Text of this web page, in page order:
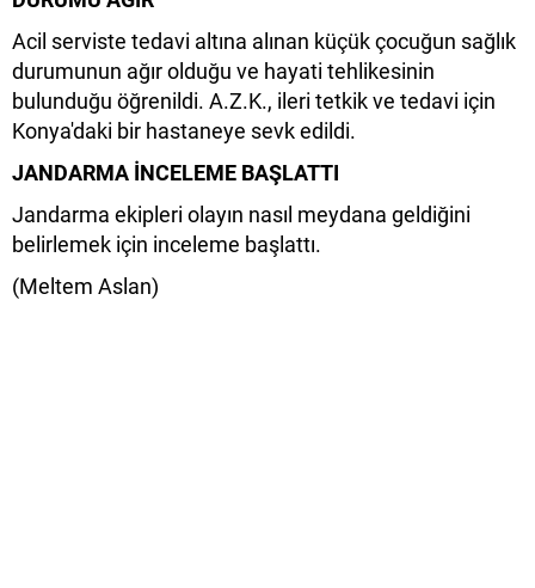
Acil serviste tedavi altına alınan küçük çocuğun sağlık
durumunun ağır olduğu ve hayati tehlikesinin
bulunduğu öğrenildi. A.Z.K., ileri tetkik ve tedavi için
Konya'daki bir hastaneye sevk edildi.
JANDARMA İNCELEME BAŞLATTI
Jandarma ekipleri olayın nasıl meydana geldiğini
belirlemek için inceleme başlattı.
(Meltem Aslan)